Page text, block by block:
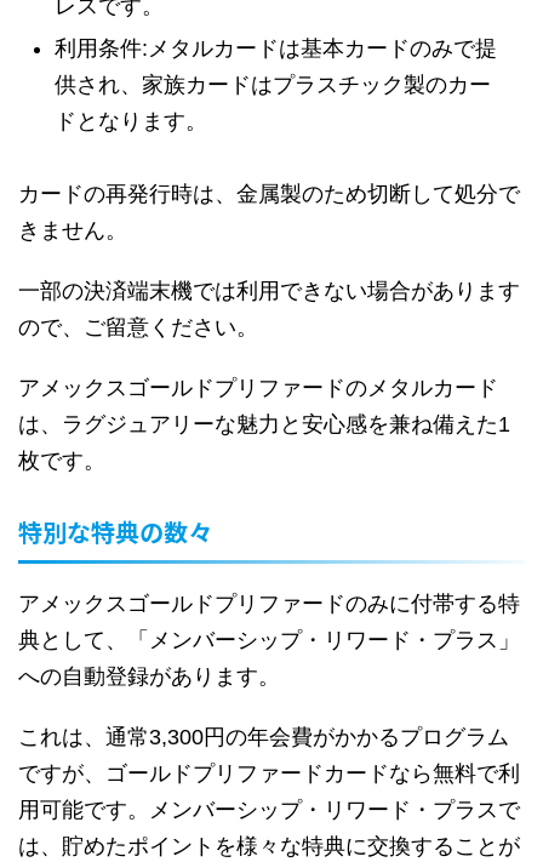
レスです。
利用条件:メタルカードは基本カードのみで提
供され、家族カードはプラスチック製のカー
ドとなります。
カードの再発行時は、金属製のため切断して処分で
きません。
一部の決済端末機では利用できない場合があります
ので、ご留意ください。
アメックスゴールドプリファードのメタルカード
は、ラグジュアリーな魅力と安心感を兼ね備えた1
枚です。
特別な特典の数々
アメックスゴールドプリファードのみに付帯する特
典として、「メンバーシップ・リワード・プラス」
への自動登録があります。
これは、通常3,300円の年会費がかかるプログラム
ですが、ゴールドプリファードカードなら無料で利
用可能です。メンバーシップ・リワード・プラスで
は、貯めたポイントを様々な特典に交換することが